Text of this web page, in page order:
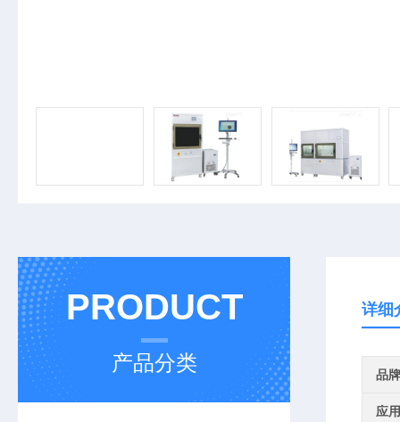
PRODUCT
产品分类
详细
品牌
应